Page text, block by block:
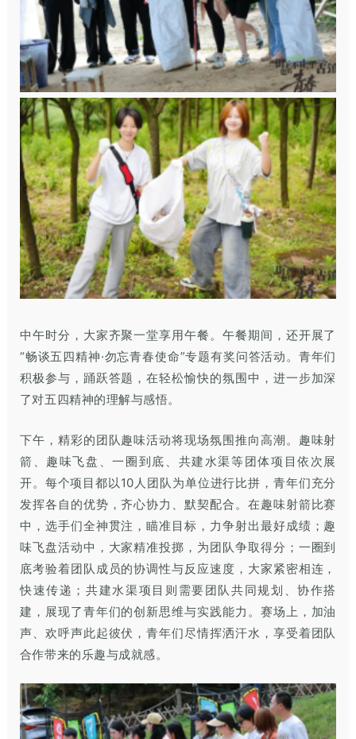
中午时分，大家齐聚一堂享用午餐。午餐期间，还开展了
“畅谈五四精神·勿忘青春使命”专题有奖问答活动。青年们
积极参与，踊跃答题，在轻松愉快的氛围中，进一步加深
了对五四精神的理解与感悟。
下午，精彩的团队趣味活动将现场氛围推向高潮。趣味射
箭、趣味飞盘、一圈到底、共建水渠等团体项目依次展
开。每个项目都以10人团队为单位进行比拼，青年们充分
发挥各自的优势，齐心协力、默契配合。在趣味射箭比赛
中，选手们全神贯注，瞄准目标，力争射出最好成绩；趣
味飞盘活动中，大家精准投掷，为团队争取得分；一圈到
底考验着团队成员的协调性与反应速度，大家紧密相连，
快速传递；共建水渠项目则需要团队共同规划、协作搭
建，展现了青年们的创新思维与实践能力。赛场上，加油
声、欢呼声此起彼伏，青年们尽情挥洒汗水，享受着团队
合作带来的乐趣与成就感。